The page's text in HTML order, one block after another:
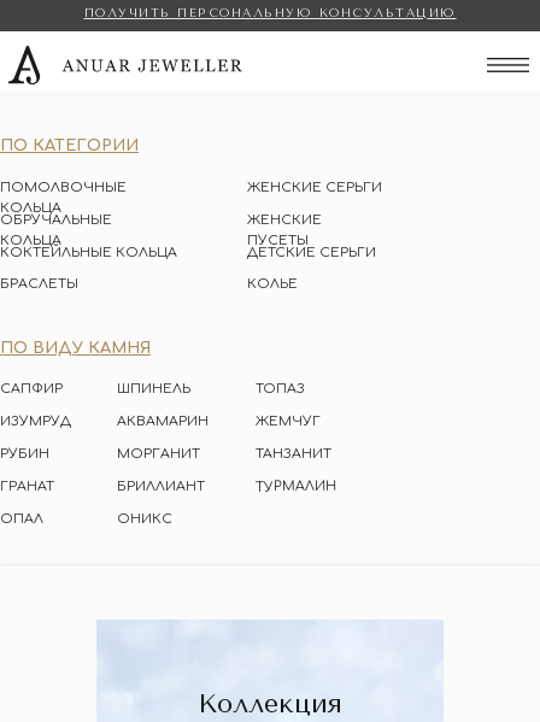
ПОЛУЧИТЬ ПЕРСОНАЛЬНУЮ КОНСУЛЬТАЦИЮ
ПО КАТЕГОРИИ
ПОМОЛВОЧНЫЕ
КОЛЬЦА
ОБРУЧАЛЬНЫЕ
КОЛЬЦА
ЖЕНСКИЕ СЕРЬГИ
КОКТЕЙЛЬНЫЕ КОЛЬЦА
ЖЕНСКИЕ
ПУСЕТЫ
ДЕТСКИЕ СЕРЬГИ
БРАСЛЕТЫ
КОЛЬЕ
ПО ВИДУ КАМНЯ
САПФИР
ИЗУМРУД
ШПИНЕЛЬ
РУБИН
АКВАМАРИН
МОРГАНИТ
ГРАНАТ БРИЛЛИАНТ
ТОПАЗ
ЖЕМЧУГ
ТУРМАЛИН
ТАНЗАНИТ
ОНИКС
ОПАЛ
Коллекция